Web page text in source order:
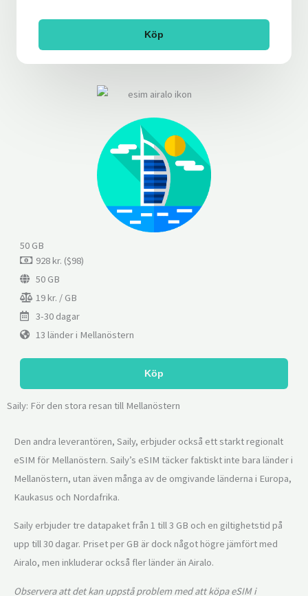
Köp
50 GB
928 kr. ($98)
50 GB
19 kr. / GB
3-30 dagar
13 länder i Mellanöstern
Köp
Saily: För den stora resan till Mellanöstern
Den andra leverantören, Saily, erbjuder också ett starkt regionalt
eSIM för Mellanöstern. Saily’s eSIM täcker faktiskt inte bara länder i
Mellanöstern, utan även många av de omgivande länderna i Europa,
Kaukasus och Nordafrika.
Saily erbjuder tre datapaket från 1 till 3 GB och en giltighetstid på
upp till 30 dagar. Priset per GB är dock något högre jämfört med
Airalo, men inkluderar också fler länder än Airalo.
Observera att det kan uppstå problem med att köpa eSIM i